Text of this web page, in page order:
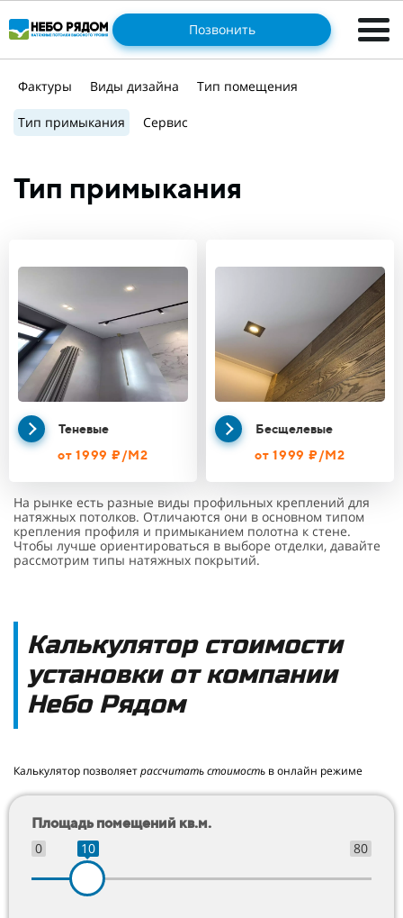
Позвонить
Фактуры Виды дизайна Тип помещения
Тип примыкания Сервис
Тип примыкания
Теневые
от 1999 ₽/М2
Бесщелевые
от 1999 ₽/М2
На рынке есть разные виды профильных креплений для
натяжных потолков. Отличаются они в основном типом
крепления профиля и примыканием полотна к стене.
Чтобы лучше ориентироваться в выборе отделки, давайте
рассмотрим типы натяжных покрытий.
Калькулятор стоимости
установки от компании
Небо Рядом
Калькулятор позволяетрассчитать стоимость в онлайн режиме
Площадь помещений кв.м.
0
80
10